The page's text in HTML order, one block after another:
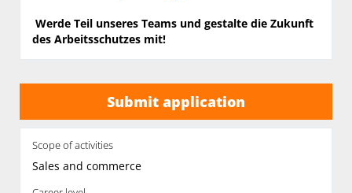
Werde Teil unseres Teams und gestalte die Zukunft
des Arbeitsschutzes mit!
Submit application
Scope of activities
Sales and commerce